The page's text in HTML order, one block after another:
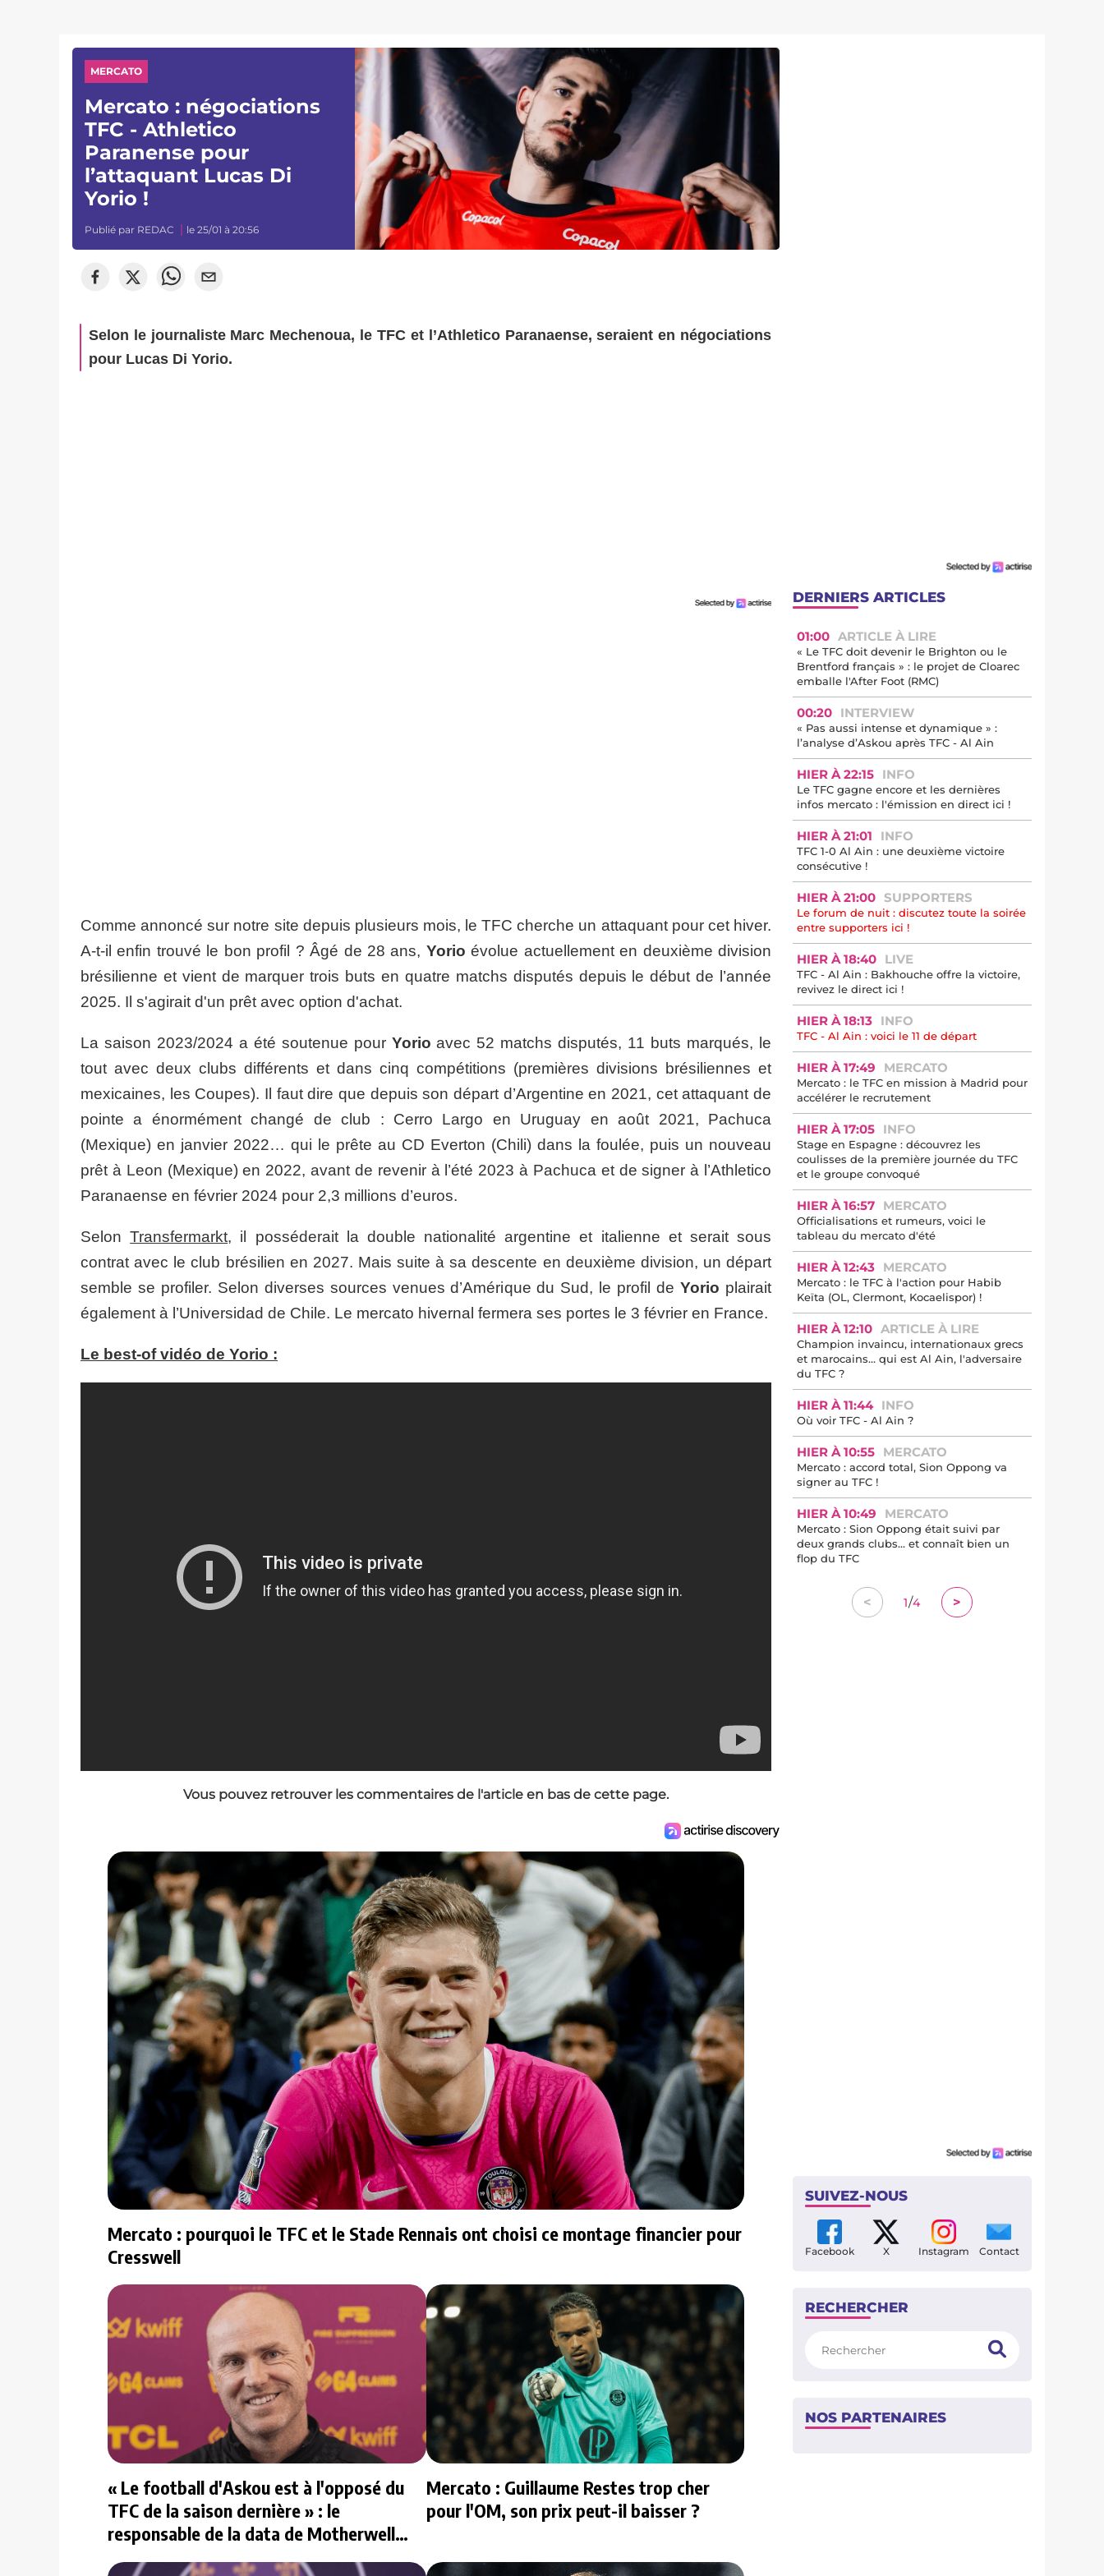
MERCATO
Mercato : négociations
TFC - Athletico
Paranense pour
l’attaquant Lucas Di
Yorio !
Publié par REDAC le 25/01 à 20:56
Selon le journaliste Marc Mechenoua, le TFC et l’Athletico Paranaense, seraient en négociations
pour Lucas Di Yorio.
Comme annoncé sur notre site depuis plusieurs mois, le TFC cherche un attaquant pour cet hiver.
A-t-il enfin trouvé le bon profil ? Âgé de 28 ans, Yorio évolue actuellement en deuxième division
brésilienne et vient de marquer trois buts en quatre matchs disputés depuis le début de l’année
2025. Il s'agirait d'un prêt avec option d'achat.
La saison 2023/2024 a été soutenue pour Yorio avec 52 matchs disputés, 11 buts marqués, le
tout avec deux clubs différents et dans cinq compétitions (premières divisions brésiliennes et
mexicaines, les Coupes). Il faut dire que depuis son départ d’Argentine en 2021, cet attaquant de
pointe a énormément changé de club : Cerro Largo en Uruguay en août 2021, Pachuca
(Mexique) en janvier 2022… qui le prête au CD Everton (Chili) dans la foulée, puis un nouveau
prêt à Leon (Mexique) en 2022, avant de revenir à l’été 2023 à Pachuca et de signer à l’Athletico
Paranaense en février 2024 pour 2,3 millions d’euros.
SelonTransfermarkt, il posséderait la double nationalité argentine et italienne et serait sous
contrat avec le club brésilien en 2027. Mais suite à sa descente en deuxième division, un départ
semble se profiler. Selon diverses sources venues d’Amérique du Sud, le profil deYorio plairait
également à l’Universidad de Chile. Le mercato hivernal fermera ses portes le 3 février en France.
Le best-of vidéo de Yorio :
Vous pouvez retrouver les commentaires de l'article en bas de cette page.
Mercato : pourquoi le TFC et le Stade Rennais ont choisi ce montage financier pour
Cresswell
« Le football d'Askou est à l'opposé du
TFC de la saison dernière » : le
responsable de la data de Motherwell
répond à nos questions
Mercato : Guillaume Restes trop cher
pour l'OM, son prix peut-il baisser ?
DERNIERS ARTICLES
01:00 ARTICLE À LIRE
« Le TFC doit devenir le Brighton ou le
Brentford français » : le projet de Cloarec
emballe l'After Foot (RMC)
00:20 INTERVIEW
« Pas aussi intense et dynamique » :
l’analyse d’Askou après TFC - Al Ain
HIER À 22:15 INFO
Le TFC gagne encore et les dernières
infos mercato : l'émission en direct ici !
HIER À 21:01 INFO
TFC 1-0 Al Ain : une deuxième victoire
consécutive !
HIER À 21:00 SUPPORTERS
Le forum de nuit : discutez toute la soirée
entre supporters ici !
HIER À 18:40 LIVE
TFC - Al Ain : Bakhouche offre la victoire,
revivez le direct ici !
HIER À 18:13 INFO
TFC - Al Ain : voici le 11 de départ
HIER À 17:49 MERCATO
Mercato : le TFC en mission à Madrid pour
accélérer le recrutement
HIER À 17:05 INFO
Stage en Espagne : découvrez les
coulisses de la première journée du TFC
et le groupe convoqué
HIER À 16:57 MERCATO
Officialisations et rumeurs, voici le
tableau du mercato d'été
HIER À 12:43 MERCATO
Mercato : le TFC à l'action pour Habib
Keïta (OL, Clermont, Kocaelispor) !
HIER À 12:10 ARTICLE À LIRE
Champion invaincu, internationaux grecs
et marocains… qui est Al Ain, l'adversaire
du TFC ?
HIER À 11:44 INFO
Où voir TFC - Al Ain ?
HIER À 10:55 MERCATO
Mercato : accord total, Sion Oppong va
signer au TFC !
HIER À 10:49 MERCATO
Mercato : Sion Oppong était suivi par
deux grands clubs... et connaît bien un
flop du TFC
< 1/4 >
SUIVEZ-NOUS
Facebook X Instagram Contact
RECHERCHER
NOS PARTENAIRES